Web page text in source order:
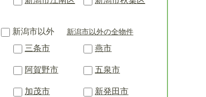
新潟市以外 新潟市以外の全物件
三条市 燕市
阿賀野市 五泉市
加茂市 新発田市